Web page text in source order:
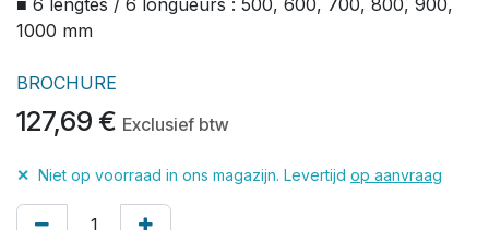
1000 mm
BROCHURE
127,69 € Exclusief btw
✕ Niet op voorraad in ons magazijn. Levertijd op aanvraag